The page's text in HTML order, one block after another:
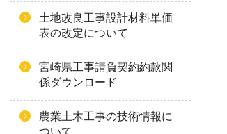
土地改良工事設計材料単価
表の改定について
宮崎県工事請負契約約款関
係ダウンロード
農業土木工事の技術情報に
ついて